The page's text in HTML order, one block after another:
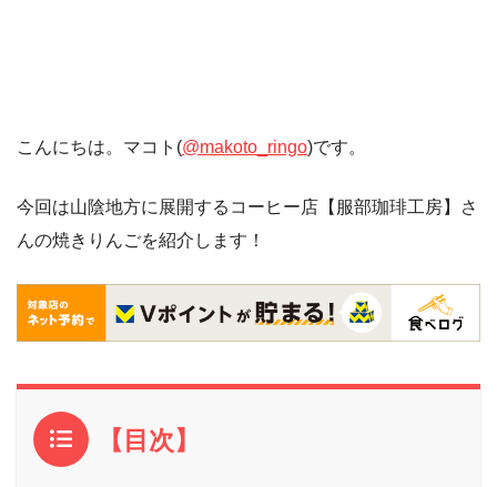
こんにちは。マコト(@makoto_ringo)です。
今回は山陰地方に展開するコーヒー店【服部珈琲工房】さ
んの焼きりんごを紹介します！
【目次】